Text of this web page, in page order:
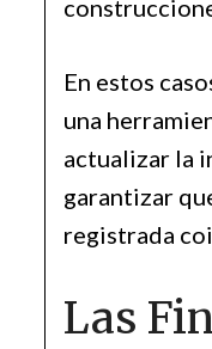
En estos
una
actualizar la
garantizar
registrada
Las